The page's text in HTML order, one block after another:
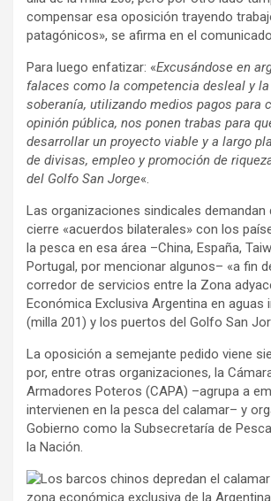
compensar esa oposición trayendo
patagónicos», se afirma en el
Para luego enfatizar: «Excusándose en
falaces como la competencia desleal y
soberanía, utilizando medios pagos para
opinión pública, nos ponen trabas para
desarrollar un proyecto viable y a largo
de divisas, empleo y promoción de
del Golfo San Jorge«.
Las organizaciones sindicales demandan
cierre «acuerdos bilaterales» con los
la pesca en esa área –China, España,
Portugal, por mencionar algunos– «a fin
corredor de servicios entre la Zona
Económica Exclusiva Argentina en aguas
(milla 201) y los puertos del Golfo San
La oposición a semejante pedido viene
por, entre otras organizaciones, la
Armadores Poteros (CAPA) –agrupa a
intervienen en la pesca del calamar– y
Gobierno como la Subsecretaría de
la Nación.